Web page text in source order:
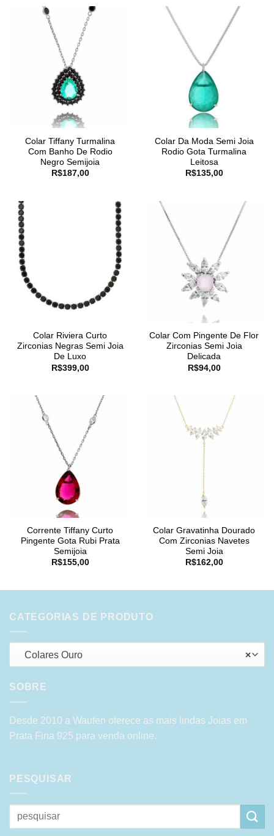
Colar Tiffany Turmalina
Com Banho De Rodio
Negro Semijoia
R$187,00
Colar Da Moda Semi Joia
Rodio Gota Turmalina
Leitosa
R$135,00
Colar Riviera Curto
Zirconias Negras Semi Joia
De Luxo
R$399,00
Colar Com Pingente De Flor
Zirconias Semi Joia
Delicada
R$94,00
Corrente Tiffany Curto
Pingente Gota Rubi Prata
Semijoia
R$155,00
Colar Gravatinha Dourado
Com Zirconias Navetes
Semi Joia
R$162,00
CATEGORIAS DE PRODUTO
×
Colares Ouro
SOBRE
Desde 2010 a Waufen oferece as mais lindas Joias em
Prata Fina 925 para venda online.
PESQUISAR
Pesquisar
por: